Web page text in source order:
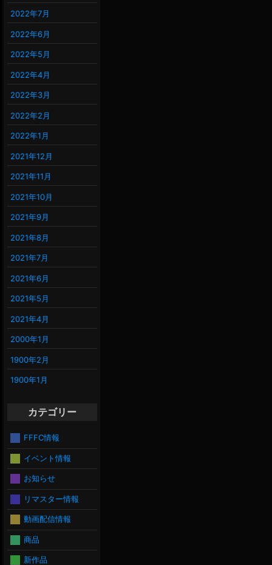
2022年7月
2022年6月
2022年5月
2022年4月
2022年3月
2022年2月
2022年1月
2021年12月
2021年11月
2021年10月
2021年9月
2021年8月
2021年7月
2021年6月
2021年5月
2021年4月
2000年1月
1900年2月
1900年1月
カテゴリー
FFFC情報
イベント情報
お知らせ
リマスター情報
動画配信情報
商品
新作品